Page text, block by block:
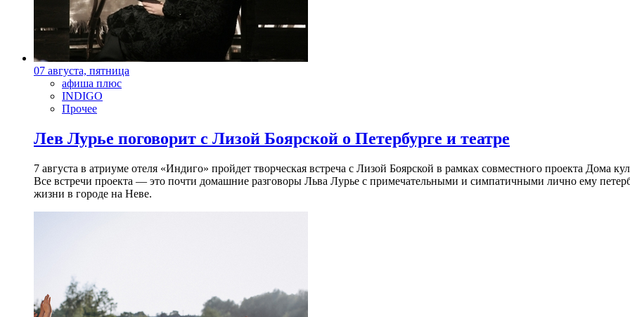
07 августа, пятница
афиша плюс
INDIGO
Прочее
Лев Лурье поговорит с Лизой Боярской о Петербурге и театре
7 августа в атриуме отеля «Индиго» пройдет творческая встреча с Лизой Боярской в рамках совместного проекта Дома
Все встречи проекта — это почти домашние разговоры Льва Лурье с примечательными и симпатичными лично ему
жизни в городе на Неве.